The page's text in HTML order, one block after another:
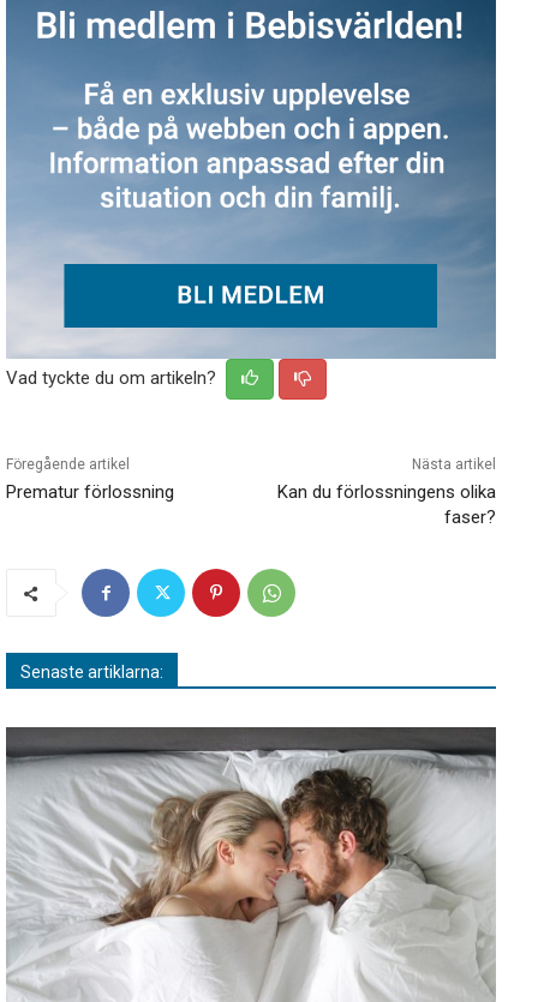
Vad tyckte du om artikeln?
Föregående artikel
Prematur förlossning
Nästa artikel
Kan du förlossningens olika
faser?
Senaste artiklarna: